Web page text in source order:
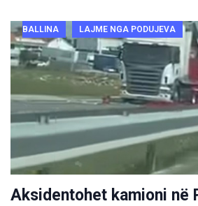
BALLINA LAJME NGA PODUJEVA
Aksidentohet kamioni në